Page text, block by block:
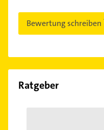
Bewertung schreiben
Ratgeber